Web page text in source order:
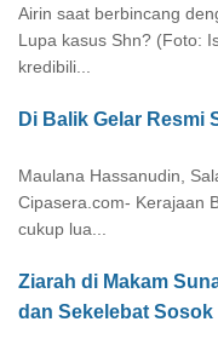
Airin saat berbincang
Lupa kasus Shn? (Foto:
kredibili...
Di Balik Gelar Resmi
Maulana Hassanudin,
Cipasera.com-
cukup lua...
Ziarah di Makam
dan Sekelebat